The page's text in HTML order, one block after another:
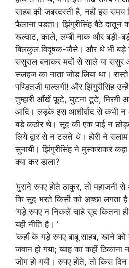
साहब की ज़बरदस्ती है, नहीं इस समय
फैलाना पड़ता। झिंगुरीसिंह बैठे दातून
खल्वाट, काले, लम्बी नाक और बड़ी-
बिलकुल विदूषक-जैसे। और थे भी बड़े
ससुराल बनाकर मदों से साले या ससुर
सलहज का नाता जोड़ लिया था।
पण्डितजी पाल्लगी! और झिंगुरीसिंह
तुम्हारी आँखें फूटे, घुटना टूटे,
आदि। लड़के इस आशीर्वाद से कभी
बड़े कठोर थे। सूद की एक पाई न
लिये द्वार से न टलते थे। होरी ने
सुनायी। झिंगुरीसिंह ने मुस्कराकर
क्या कर डाला?
‘पुराने रुपए होते ठाकुर, तो महाजनी
कि सूद भरते किसी को अच्छा लगता
‘गड़े रुपए न निकलें चाहे सूद कितना
यही नीति है। ‘
‘कहाँ के गड़े रुपए बाबू साहब, खाने को
जवान हो गया; ब्याह का कहीं ठिकाना
जोग हो गयी। रुपए होते, तो किस